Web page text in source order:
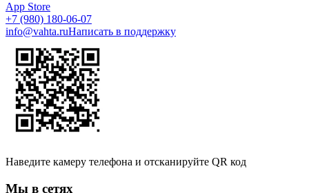
App Store
+7 (980) 180-06-07
info@vahta.ruНаписать в поддержку
Наведите камеру телефона и отсканируйте QR код
Мы в сетях